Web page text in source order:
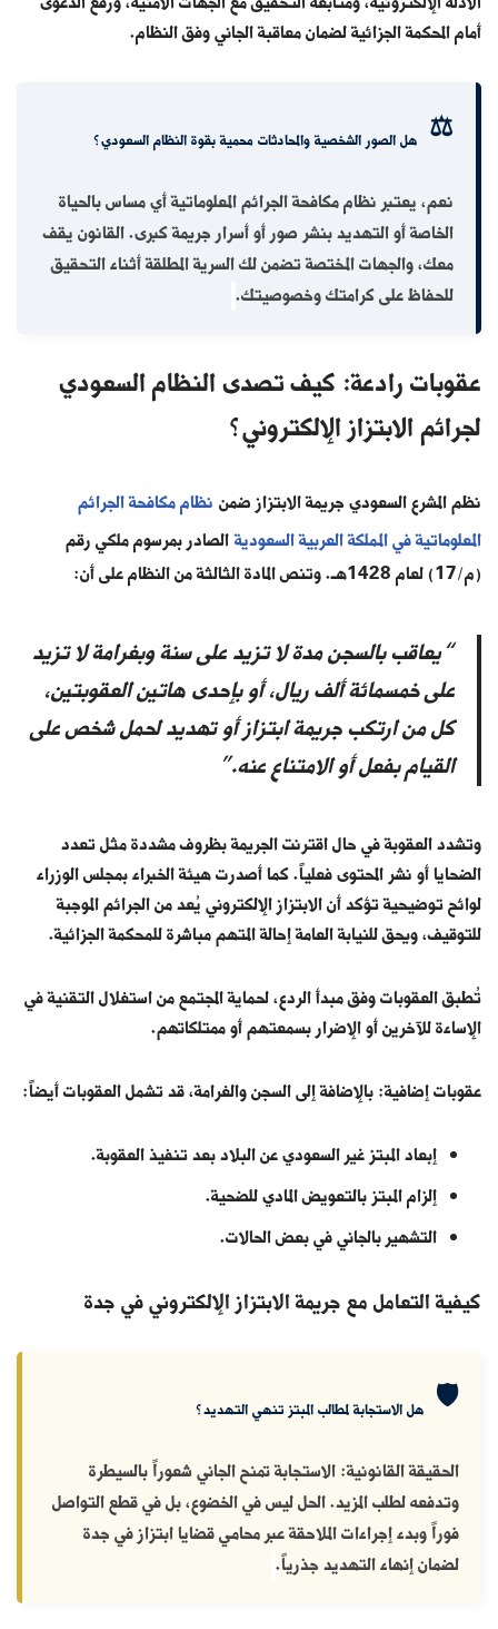
أمام المحكمة الجزائية لضمان معاقبة الجاني وفق النظام.
⚖️ هل الصور الشخصية والمحادثات محمية بقوة النظام السعودي؟
نعم، يعتبر نظام مكافحة الجرائم المعلوماتية أي مساس بالحياة
الخاصة أو التهديد بنشر صور أو أسرار جريمة كبرى. القانون يقف
معك، والجهات المختصة تضمن لكالسرية المطلقةأثناء التحقيق
للحفاظ على كرامتك وخصوصيتك.
عقوبات رادعة: كيف تصدى النظام السعودي
لجرائم الابتزاز الإلكتروني؟
نظم المشرع السعودي جريمة الابتزاز ضمن نظام مكافحة الجرائم
المعلوماتية في المملكة العربية السعوديةالصادر بمرسوم ملكي رقم
(م/17) لعام 1428هـ. وتنص المادة الثالثة من النظام على أن:
“يعاقب بالسجن مدة لا تزيد على سنة وبغرامة لا تزيد
على خمسمائة ألف ريال، أو بإحدى هاتين العقوبتين،
كل من ارتكب جريمة ابتزاز أو تهديد لحمل شخص على
القيام بفعل أو الامتناع عنه.”
وتشدد العقوبة في حال اقترنت الجريمة بظروف مشددة مثل تعدد
الضحايا أو نشر المحتوى فعلياً. كما أصدرت هيئة الخبراء بمجلس الوزراء
لوائح توضيحية تؤكد أن الابتزاز الإلكتروني يُعد من الجرائم الموجبة
للتوقيف، ويحق للنيابة العامة إحالة المتهم مباشرة للمحكمة الجزائية.
تُطبق العقوبات وفق مبدأ الردع، لحماية المجتمع من استغلال التقنية في
الإساءة للآخرين أو الإضرار بسمعتهم أو ممتلكاتهم.
عقوبات إضافية: بالإضافة إلى السجن والغرامة، قد تشمل العقوبات أيضاً:
إبعاد المبتز غير السعودي عن البلاد بعد تنفيذ العقوبة.
إلزام المبتز بالتعويض المادي للضحية.
التشهير بالجاني في بعض الحالات.
كيفية التعامل مع جريمة الابتزاز الإلكتروني في جدة
🛡️ هل الاستجابة لمطالب المبتز تنهي التهديد؟
الحقيقة القانونية:الاستجابة تمنح الجاني شعوراً بالسيطرة
وتدفعه لطلب المزيد. الحل ليس في الخضوع، بل في قطع التواصل
فوراً وبدء إجراءات الملاحقة عبرمحامي قضايا ابتزاز في جدة
لضمان إنهاء التهديد جذرياً.